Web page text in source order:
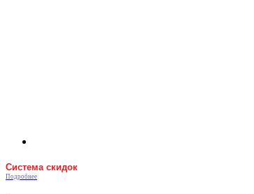
Система скидок
Подробнее